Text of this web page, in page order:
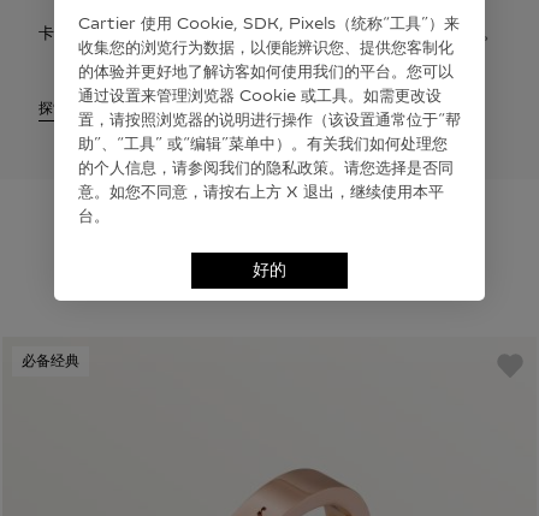
卡地亚提供免费配送服务。您有权在签收之日起30天内申请退货。
探索
为您推荐
必备经典
Cartier 使⽤ Cookie, SDK, Pixels（统称“⼯具”）来
收集您的浏览⾏为数据，以便能辨识您、提供您客制化
的体验并更好地了解访客如何使⽤我们的平台。您可以
通过设置来管理浏览器 Cookie 或⼯具。如需更改设
置，请按照浏览器的说明进⾏操作（该设置通常位于“帮
助”、“⼯具” 或“编辑”菜单中）。有关我们如何处理您
的个⼈信息，请参阅我们的隐私政策。请您选择是否同
意。如您不同意，请按右上⽅ X 退出，继续使⽤本平
台。
好的